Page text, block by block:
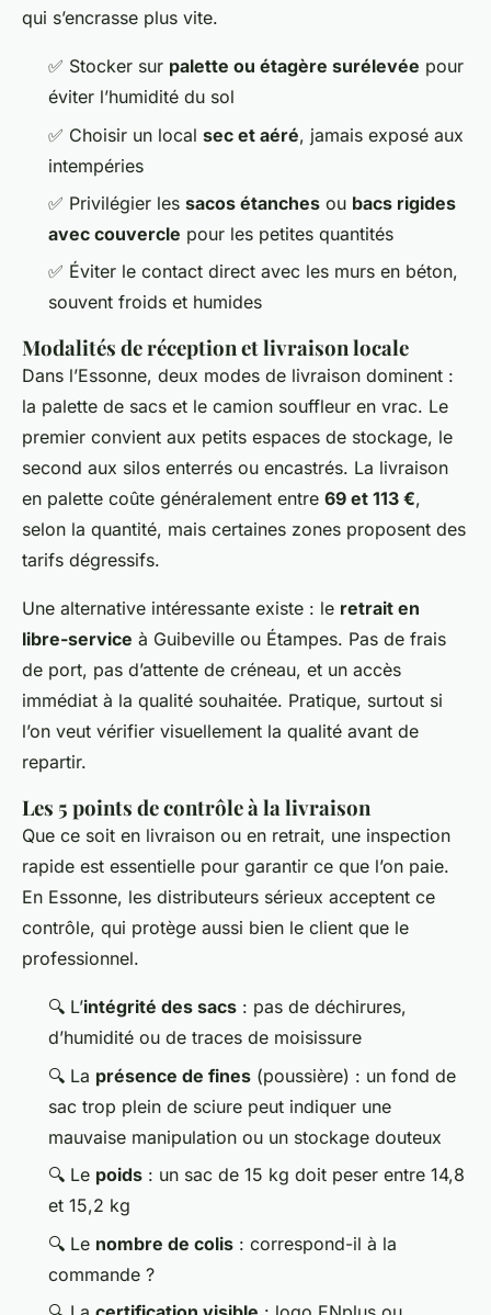
qui s’encrasse plus vite.
✅ Stocker sur palette ou étagère surélevée pour
éviter l’humidité du sol
✅ Choisir un local sec et aéré, jamais exposé aux
intempéries
✅ Privilégier les sacos étanches ou bacs rigides
avec couvercle pour les petites quantités
✅ Éviter le contact direct avec les murs en béton,
souvent froids et humides
Modalités de réception et livraison locale
Dans l’Essonne, deux modes de livraison dominent :
la palette de sacs et le camion souffleur en vrac. Le
premier convient aux petits espaces de stockage, le
second aux silos enterrés ou encastrés. La livraison
en palette coûte généralement entre 69 et 113 €,
selon la quantité, mais certaines zones proposent des
tarifs dégressifs.
Une alternative intéressante existe : le retrait en
libre-service à Guibeville ou Étampes. Pas de frais
de port, pas d’attente de créneau, et un accès
immédiat à la qualité souhaitée. Pratique, surtout si
l’on veut vérifier visuellement la qualité avant de
repartir.
Les 5 points de contrôle à la livraison
Que ce soit en livraison ou en retrait, une inspection
rapide est essentielle pour garantir ce que l’on paie.
En Essonne, les distributeurs sérieux acceptent ce
contrôle, qui protège aussi bien le client que le
professionnel.
🔍 L’intégrité des sacs : pas de déchirures,
d’humidité ou de traces de moisissure
🔍 La présence de fines (poussière) : un fond de
sac trop plein de sciure peut indiquer une
mauvaise manipulation ou un stockage douteux
🔍 Le poids : un sac de 15 kg doit peser entre 14,8
et 15,2 kg
🔍 Le nombre de colis : correspond-il à la
commande ?